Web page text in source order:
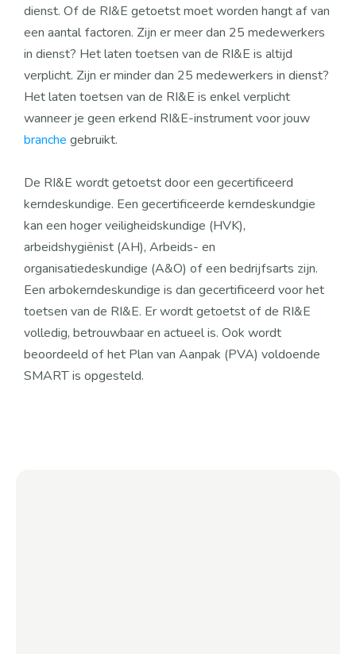
dienst. Of de RI&E getoetst moet worden hangt af van
een aantal factoren. Zijn er meer dan 25 medewerkers
in dienst? Het laten toetsen van de RI&E is altijd
verplicht. Zijn er minder dan 25 medewerkers in dienst?
Het laten toetsen van de RI&E is enkel verplicht
branche gebruikt.
De RI&E wordt getoetst door een gecertificeerd
kerndeskundige. Een gecertificeerde kerndeskundgie
kan een hoger veiligheidskundige (HVK),
arbeidshygiënist (AH), Arbeids- en
organisatiedeskundige (A&O) of een bedrijfsarts zijn.
Een arbokerndeskundige is dan gecertificeerd voor het
toetsen van de RI&E. Er wordt getoetst of de RI&E
volledig, betrouwbaar en actueel is. Ook wordt
beoordeeld of het Plan van Aanpak (PVA) voldoende
SMART is opgesteld.